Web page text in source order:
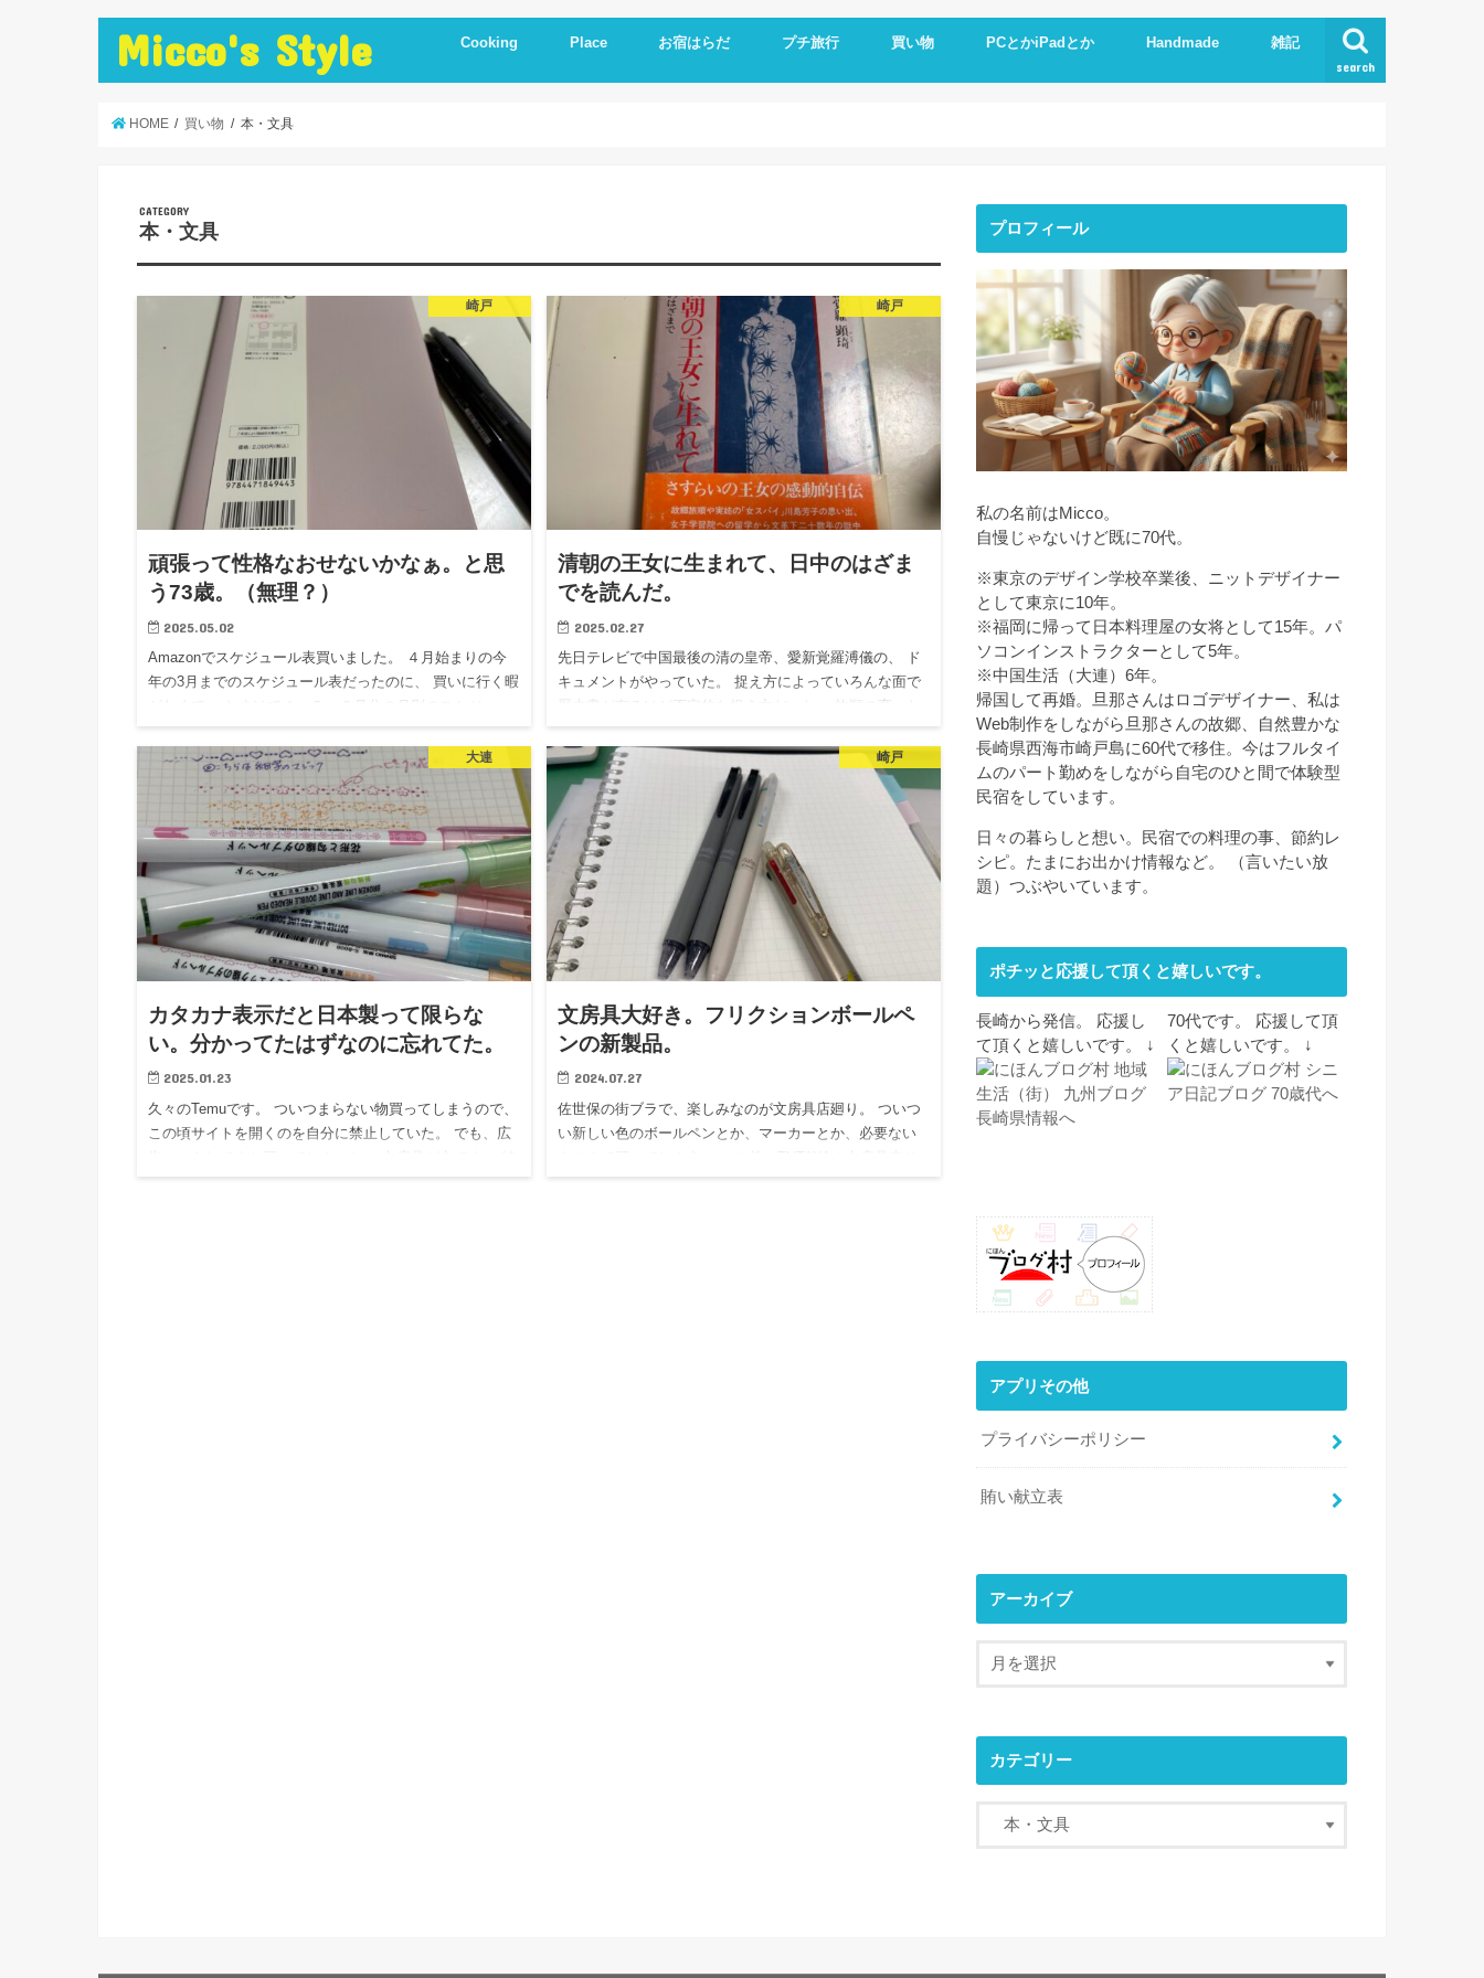
Micco's Style search
Cooking
cooking idea
冷蔵庫の残り物で作る
手抜き簡単レシピ
ダイエットレシピ
節約レシピ
保存食
炊飯器料理
簡単おやつ
低温調理
簡単＋一品
まかない
お弁当
レシピとか
美味しいもの
便利調理器
Place
崎戸
佐世保
長崎
大連
久留米
福岡
お宿はらだ
修学旅行
体験民宿夕ご飯
体験民宿朝食
プチ旅行
Hotel
朝食
ランチ
夕食
買い物
海外通販
PCとかiPadとか
iPhone
ipad
Excel.Word
AI
Handmade
Knit
ストーンアート
服作り
雑記
読書
HOME 買い物 本・文具
CATEGORY
本・文具
崎戸
頑張って性格なおせないかなぁ。と思
う73歳。（無理？）
2025.05.02
Amazonでスケジュール表買いました。 ４月始まりの今
年の3月までのスケジュール表だったのに、 買いに行く暇
も5…
崎戸
清朝の王女に生まれて、日中のはざま
でを読んだ。
2025.02.27
先日テレビで中国最後の清の皇帝、愛新覚羅溥儀の、 ド
キュメントがやっていた。 捉え方によっていろんな面で
懐かしかった…
大連
カタカナ表示だと日本製って限らな
い。分かってたはずなのに忘れてた。
2025.01.23
久々のTemuです。 ついつまらない物買ってしまうので、
この頃サイトを開くのを自分に禁止していた。 でも、広
崎戸
文房具大好き。フリクションボールペ
ンの新製品。
2024.07.27
佐世保の街ブラで、楽しみなのが文房具店廻り。 ついつ
い新しい色のボールペンとか、マーカーとか、必要ない
プロフィール
私の名前はMicco。
自慢じゃないけど既に70代。
※東京のデザイン学校卒業後、ニットデザイナー
として東京に10年。
※福岡に帰って日本料理屋の女将として15年。パ
ソコンインストラクターとして5年。
※中国生活（大連）6年。
帰国して再婚。旦那さんはロゴデザイナー、私は
Web制作をしながら旦那さんの故郷、自然豊かな
長崎県西海市崎戸島に60代で移住。今はフルタイ
ムのパート勤めをしながら自宅のひと間で体験型
民宿をしています。
日々の暮らしと想い。民宿での料理の事、節約レ
シピ。たまにお出かけ情報など。 （言いたい放
題）つぶやいています。
ポチッと応援して頂くと嬉しいです。
長崎から発信。 応援し
て頂くと嬉しいです。 ↓
70代です。 応援して頂
くと嬉しいです。 ↓
アプリその他
プライバシーポリシー
賄い献立表
アーカイブ
カテゴリー